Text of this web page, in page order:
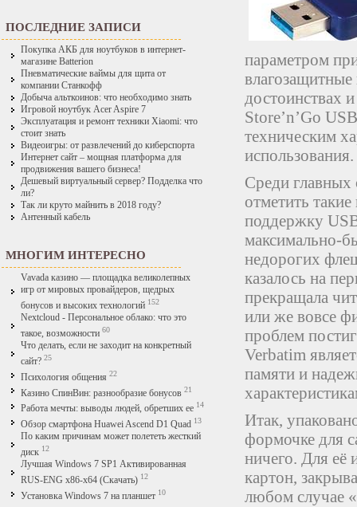
ПОСЛЕДНИЕ ЗАПИСИ
Покупка АКБ для ноутбуков в интернет-
магазине Batterion
Пневматические ваймы для щита от
компании Станкофф
Добыча альткоинов: что необходимо знать
Игровой ноутбук Acer Aspire 7
Эксплуатация и ремонт техники Xiaomi: что
стоит знать
Видеоигры: от развлечений до киберспорта
Интернет сайт – мощная платформа для
продвижения вашего бизнеса!
Дешевый виртуальный сервер? Подделка что
ли?
Так ли круто майнить в 2018 году?
Антенный кабель
МНОГИМ ИНТЕРЕСНО
Vavada казино — площадка великолепных
игр от мировых провайдеров, щедрых
бонусов и высоких технологий 152
Nextcloud - Персональное облако: что это
такое, возможности 60
Что делать, если не заходит на конкретный
сайт? 25
Психология общения 22
Казино СпинВин: разнообразие бонусов 21
Работа мечты: выводы людей, обретших ее 14
Обзор смартфона Huawei Ascend D1 Quad 13
По каким причинам может полететь жесткий
диск 12
Лучшая Windows 7 SP1 Активированная
RUS-ENG x86-x64 (Скачать) 12
Установка Windows 7 на планшет 10
параметром
достоинствах
Store’n’Go
техническим
использования.
Среди главных
отметить
поддержку
максимально-
недорогих
казалось на
прекращала
или же вовсе
проблем
Verbatim
памяти и
Итак,
формочке для
ничего. Для её
картон,
любом случае